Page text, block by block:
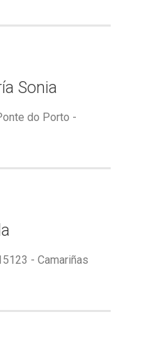
Sonia
do Porto -
- Camariñas